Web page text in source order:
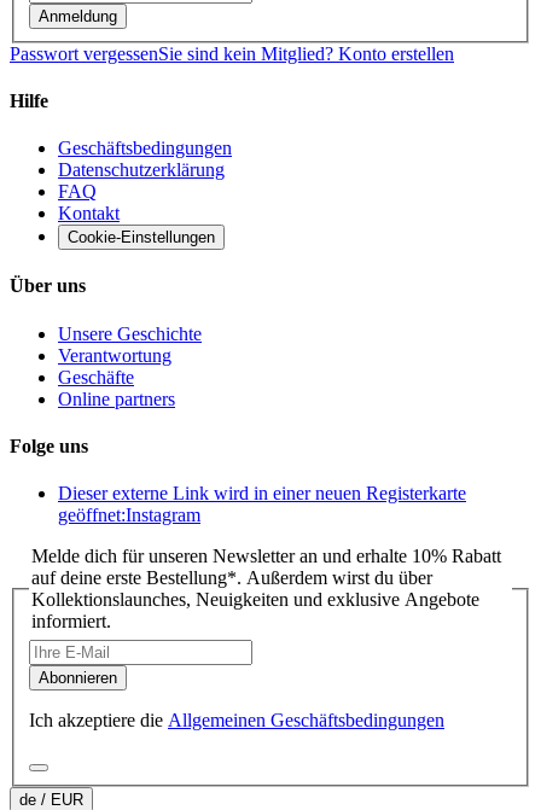
Anmeldung
Passwort vergessenSie sind kein Mitglied? Konto erstellen
Hilfe
Geschäftsbedingungen
Datenschutzerklärung
FAQ
Kontakt
Cookie-Einstellungen
Über uns
Unsere Geschichte
Verantwortung
Geschäfte
Online partners
Folge uns
Dieser externe Link wird in einer neuen Registerkarte
geöffnet:Instagram
Melde dich für unseren Newsletter an und erhalte 10% Rabatt
auf deine erste Bestellung*. Außerdem wirst du über
Kollektionslaunches, Neuigkeiten und exklusive Angebote
informiert.
Abonnieren
Ich akzeptiere die Allgemeinen Geschäftsbedingungen
de / EUR